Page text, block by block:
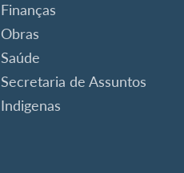
Finanças
Obras
Saúde
Secretaria de Assuntos
Indigenas